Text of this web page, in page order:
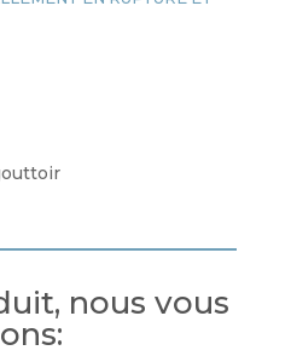
nous vous